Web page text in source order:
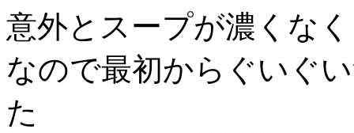
意外とスープが濃くな
なので最初からぐいぐ
た